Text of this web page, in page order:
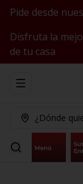
Pide desde
Disfruta la
de tu casa
Abrir menu de
¿Dónde